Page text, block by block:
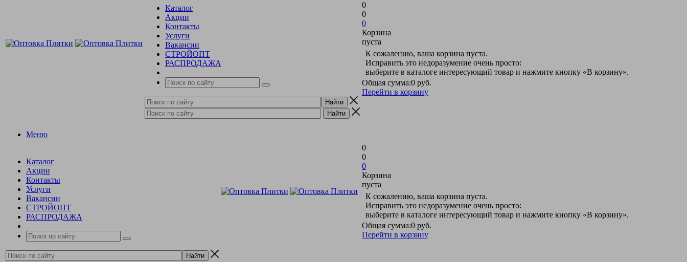
Каталог
Акции
Контакты
Услуги
Вакансии
СТРОЙОПТ
РАСПРОДАЖА
0
0
0
Корзина
пуста
К сожалению, ваша корзина пуста.
Исправить это недоразумение очень просто:
выберите в каталоге интересующий товар и нажмите кнопку «В корзину».
Общая сумма:0 руб.
Перейти в корзину
Меню
Каталог
Акции
Контакты
Услуги
Вакансии
СТРОЙОПТ
РАСПРОДАЖА
0
0
0
Корзина
пуста
К сожалению, ваша корзина пуста.
Исправить это недоразумение очень просто:
выберите в каталоге интересующий товар и нажмите кнопку «В корзину».
Общая сумма:0 руб.
Перейти в корзину